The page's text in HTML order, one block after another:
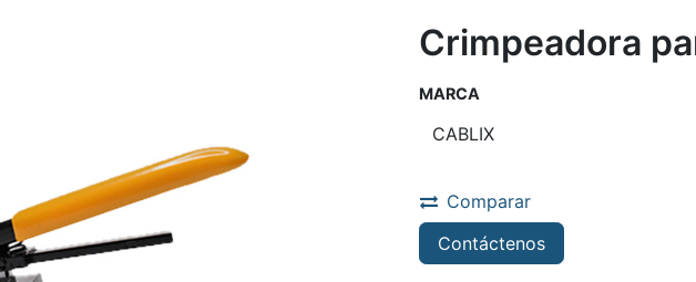
Crimpeadora
MARCA
Comparar
Contáctenos